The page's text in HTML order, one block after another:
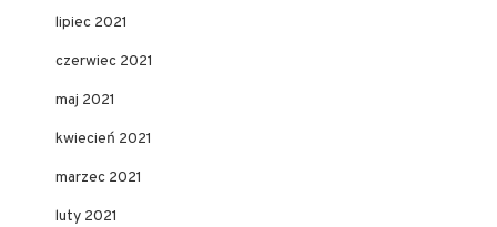
lipiec 2021
czerwiec 2021
maj 2021
kwiecień 2021
marzec 2021
luty 2021